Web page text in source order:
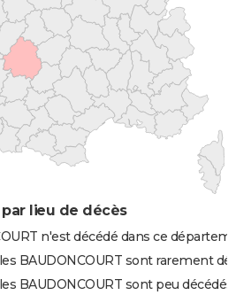
par lieu de décès
n'est décédé dans ce
BAUDONCOURT sont rarement
BAUDONCOURT sont peu décédés